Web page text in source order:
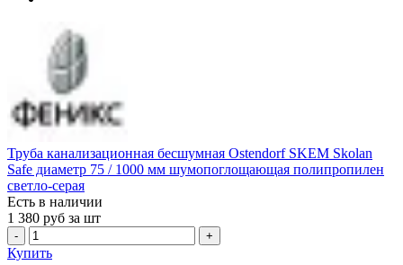
Труба канализационная бесшумная Ostendorf SKEM Skolan
Safe диаметр 75 / 1000 мм шумопоглощающая полипропилен
светло-серая
Есть в наличии
1 380 руб за шт
- +
Купить